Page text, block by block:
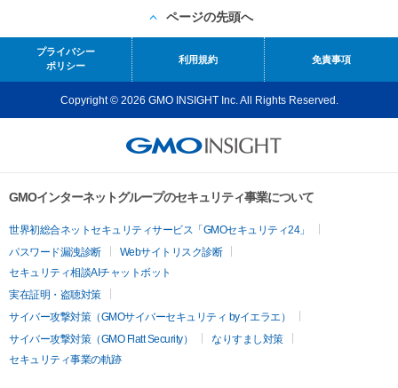
ページの先頭へ
プライバシー
ポリシー
利用規約 免責事項
Copyright © 2026 GMO INSIGHT Inc. All Rights Reserved.
GMOインターネットグループのセキュリティ事業について
世界初総合ネットセキュリティサービス「GMOセキュリティ24」
パスワード漏洩診断
Webサイトリスク診断
セキュリティ相談AIチャットボット
実在証明・盗聴対策
サイバー攻撃対策（GMOサイバーセキュリティ byイエラエ）
サイバー攻撃対策（GMO Flatt Security）
なりすまし対策
セキュリティ事業の軌跡